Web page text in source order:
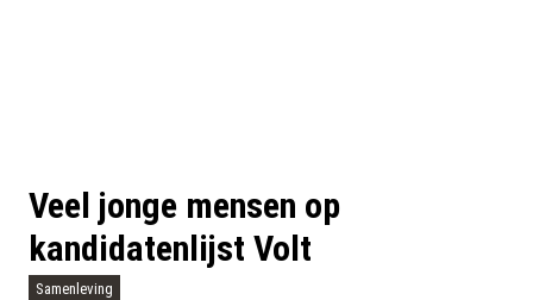
Veel jonge mensen op
kandidatenlijst Volt
Samenleving